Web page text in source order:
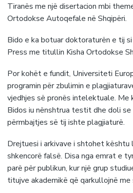
Tiranës me një disertacion mbi
Ortodokse Autoqefale në Shqipëri.
Bido e ka botuar doktoraturën e tij
Press me titullin Kisha Ortodokse
Por kohët e fundit, Universiteti
programin për zbulimin e
vjedhjes së pronës intelektuale.
Bidos iu nënshtrua testit dhe doli
përmbajtjes së tij ishte plagjiaturë.
Drejtuesi i arkivave i shtohet kështu
shkencorë falsë. Disa nga emrat e
parë për publikun, kur një grup
titujve akademikë që qarkullojnë me